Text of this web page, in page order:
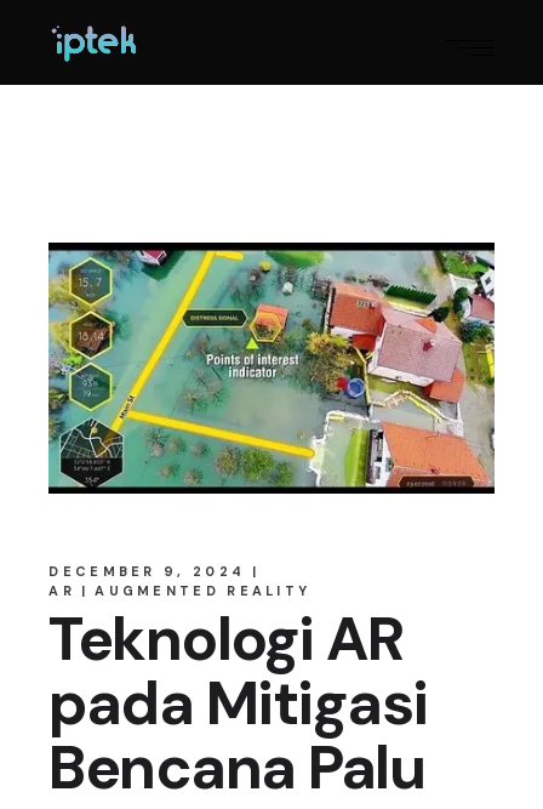
DECEMBER 9, 2024
AR
AUGMENTED REALITY
Teknologi AR
pada Mitigasi
Bencana Palu